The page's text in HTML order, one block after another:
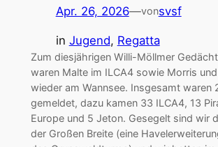
Apr. 26, 2026—vonsvsf
in Jugend, Regatta
Zum diesjährigen Willi-Möllmer
waren Malte im ILCA4 sowie Morris
wieder am Wannsee. Insgesamt waren
gemeldet, dazu kamen 33 ILCA4, 13
Europe und 5 Jeton. Gesegelt sind wir
der Großen Breite (eine